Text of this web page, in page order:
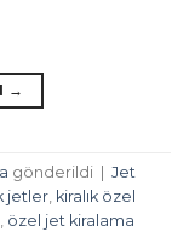
→
gönderildi
Jet
jetler, kiralık özel
, özel jet kiralama